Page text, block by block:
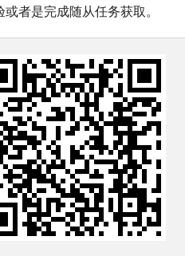
者是完成随从任务获取。